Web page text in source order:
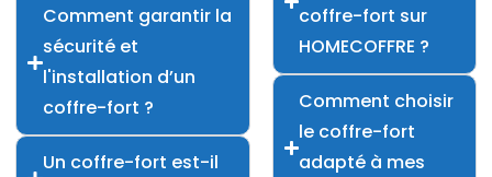
Comment garantir la
sécurité et
l'installation d’un
coffre-fort ?
Un coffre-fort est-il
coffre-fort sur
HOMECOFFRE ?
Comment choisir
le coffre-fort
adapté à mes